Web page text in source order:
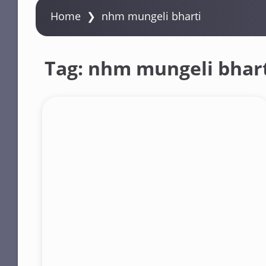
Home ❯ nhm mungeli bharti
Tag: nhm mungeli